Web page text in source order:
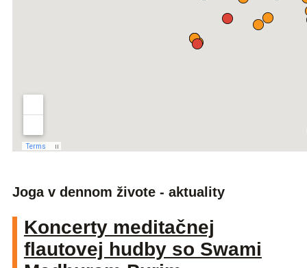
Joga v dennom živote - aktuality
Koncerty meditačnej
flautovej hudby so Swami